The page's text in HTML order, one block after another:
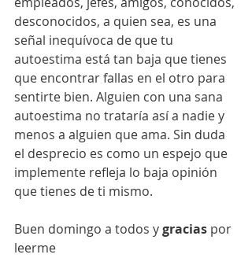
desconocidos, a quien sea, es una
señal inequívoca de que tu
autoestima está tan baja que tienes
que encontrar fallas en el otro para
sentirte bien. Alguien con una sana
autoestima no trataría así a nadie y
menos a alguien que ama. Sin duda
el desprecio es como un espejo que
implemente refleja lo baja opinión
que tienes de ti mismo.
Buen domingo a todos y gracias por
leerme